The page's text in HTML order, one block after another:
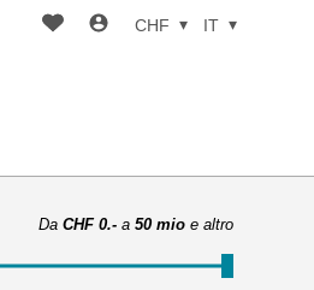
CHF IT
Da CHF 0.- a 50 mio e altro